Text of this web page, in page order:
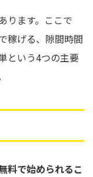
ります。ここで
稼げる、隙間時間
という4つの主要
料で始められるこ